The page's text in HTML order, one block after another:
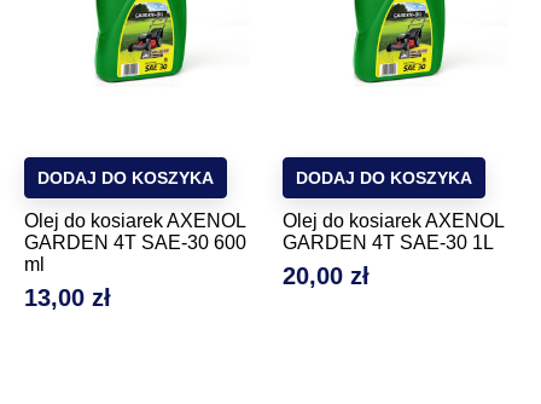
Olej do kosiarek AXENOL
GARDEN 4T SAE-30 600
ml
Cena
13,00 zł
DODAJ DO KOSZYKA
Olej do kosiarek AXENOL
GARDEN 4T SAE-30 1L
Cena
20,00 zł
DODAJ DO KOSZYKA